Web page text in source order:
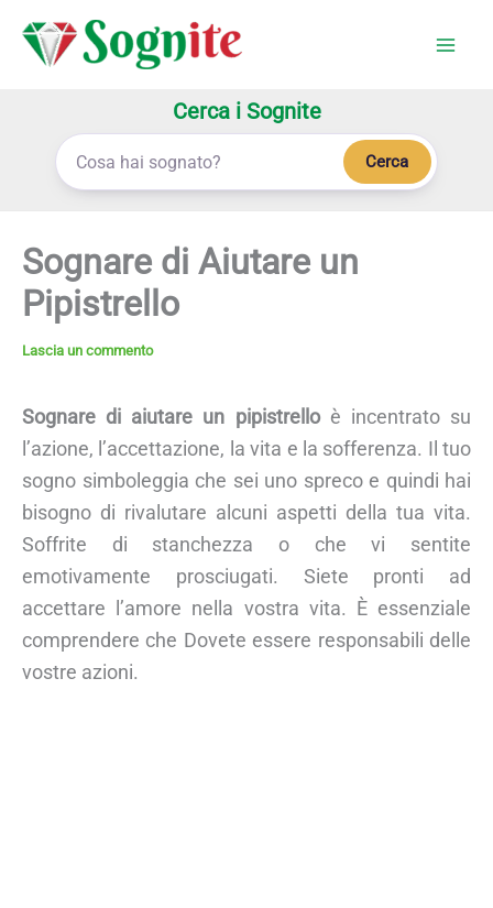
Cerca i Sognite
Cerca
Sognare di Aiutare un
Pipistrello
Lascia un commento
Sognare di aiutare un pipistrelloè incentrato su
l’azione, l’accettazione, la vita e la sofferenza. Il tuo
sogno simboleggia che sei uno spreco e quindi hai
bisogno di rivalutare alcuni aspetti della tua vita.
Soffrite di stanchezza o che vi sentite
emotivamente prosciugati. Siete pronti ad
accettare l’amore nella vostra vita. È essenziale
comprendere che Dovete essere responsabili delle
vostre azioni.